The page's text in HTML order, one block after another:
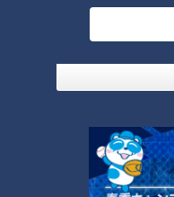
す言葉で、今フレイルに
います。たんぱく質不足
体が衰え、認知機能が低
あります。
栄養不足がもたら